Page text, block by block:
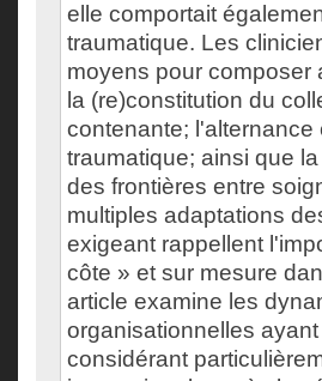
elle comportait
traumatique. Les
moyens pour composer
la (re)constitution du
contenante; l'alternance
traumatique; ainsi que
des frontières entre
multiples adaptations
exigeant rappellent
côte » et sur mesure
article examine les
organisationnelles
considérant